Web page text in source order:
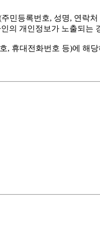
민등록번호, 성명, 연락
의 개인정보가 노출되
, 휴대전화번호 등)에 해